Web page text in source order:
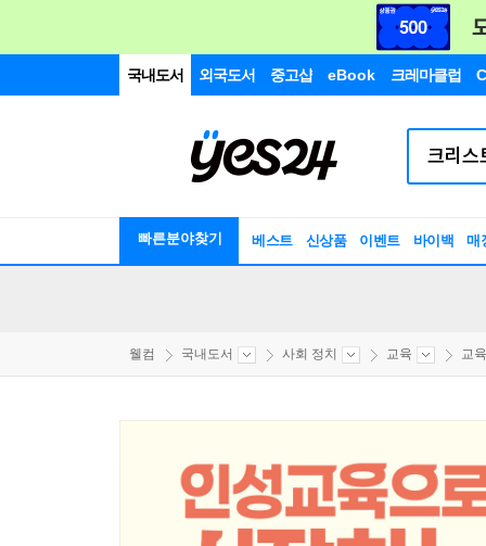
국내도서 외국도서 중고샵 eBook 크레마클럽
빠른분야찾기 베스트 신상품 이벤트 바이백 매
웰컴 국내도서 사회 정치 교육 교